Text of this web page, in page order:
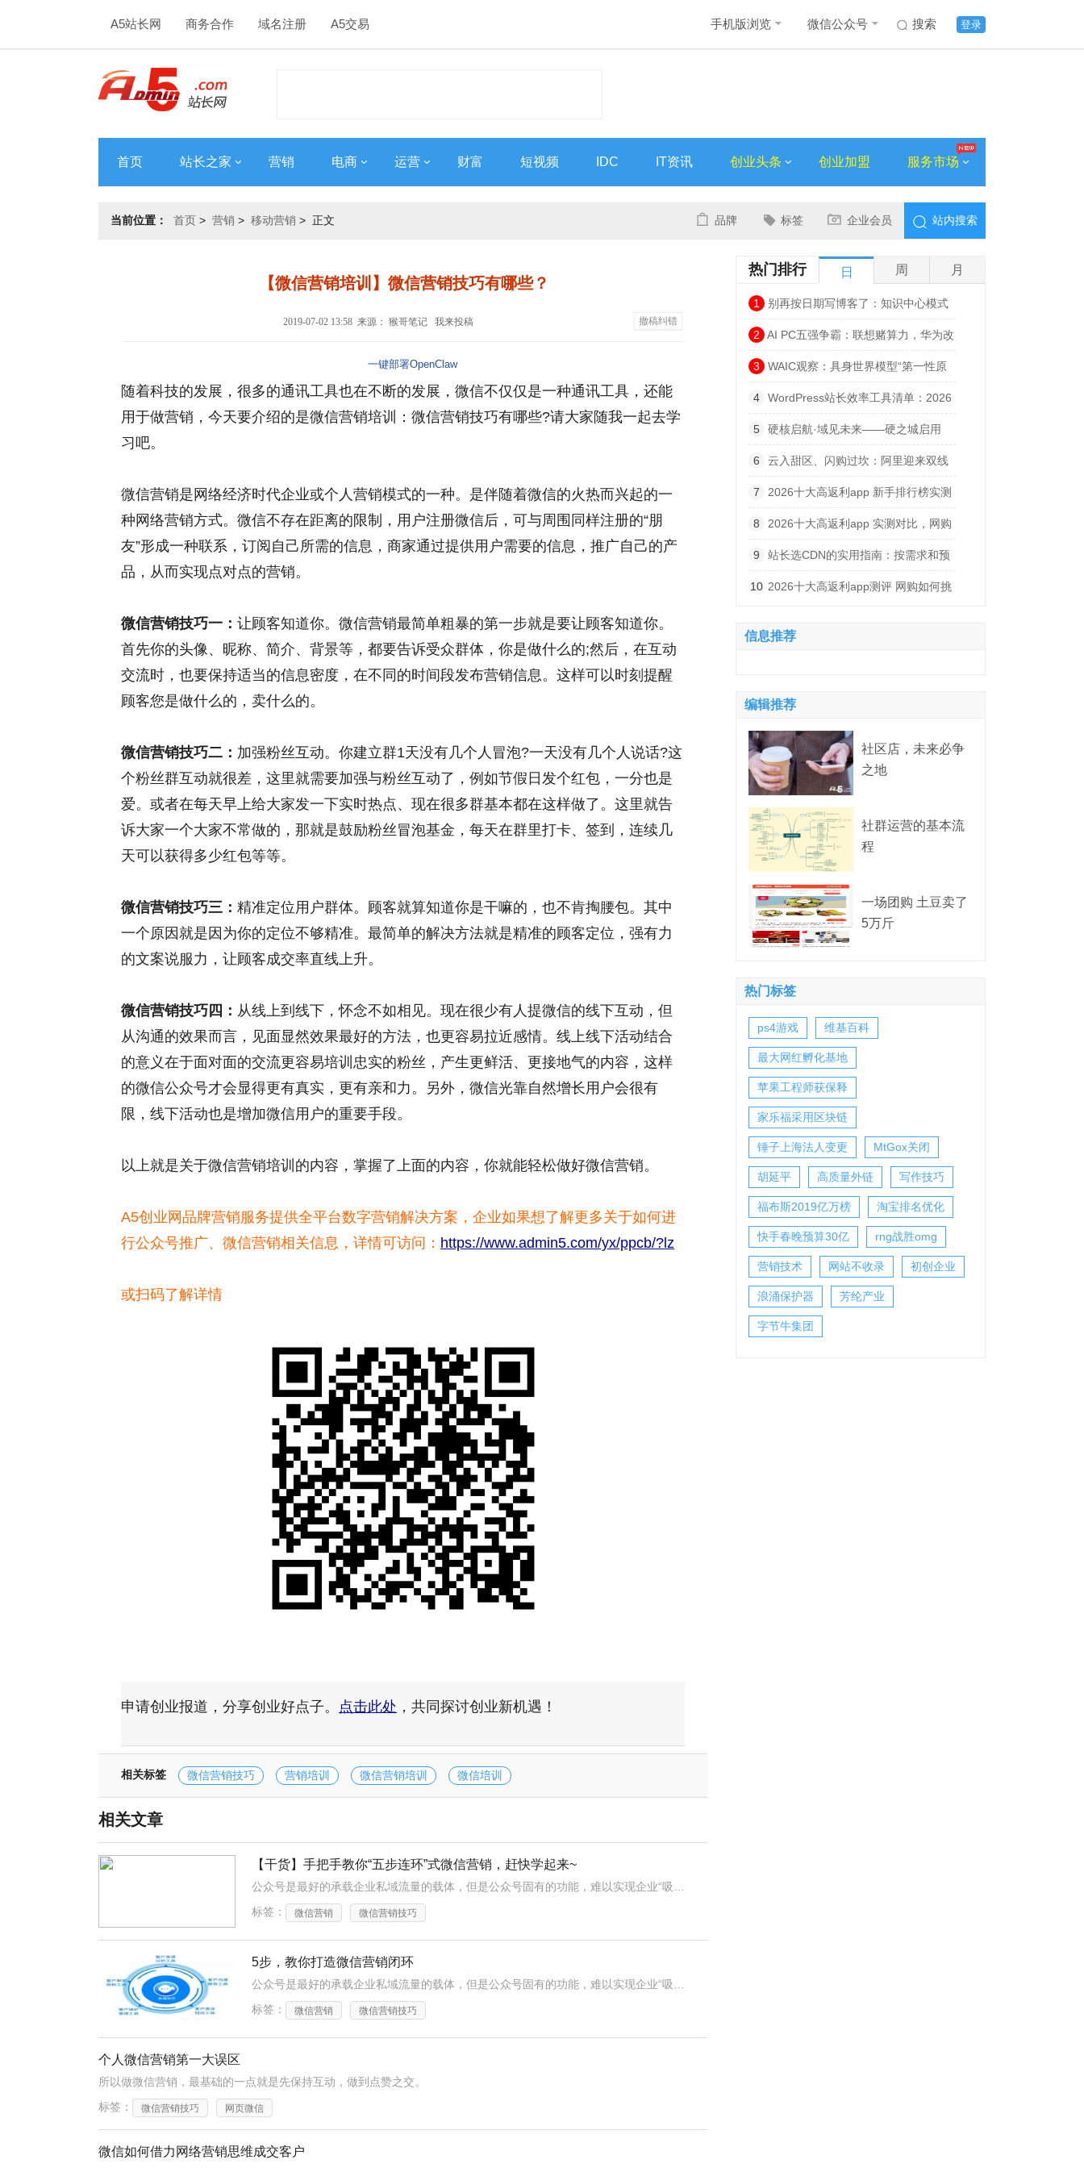
A5站长网 商务合作 域名注册 A5交易 登录
搜索
手机版浏览 微信公众号
首页 站长之家 营销 电商 运营 财富 短视频 IDC IT资讯 创业头条 创业加盟 服务市场
当前位置： 首页 > 营销 > 移动营销 > 正文 品牌 标签 企业会员 站内搜索
【微信营销培训】微信营销技巧有哪些？
2019-07-02 13:58 来源： 猴哥笔记 我来投稿 撤稿纠错
一键部署OpenClaw
随着科技的发展，很多的通讯工具也在不断的发展，微信不仅仅是一种通讯工具，还能
用于做营销，今天要介绍的是微信营销培训：微信营销技巧有哪些?请大家随我一起去学
习吧。
微信营销是网络经济时代企业或个人营销模式的一种。是伴随着微信的火热而兴起的一
种网络营销方式。微信不存在距离的限制，用户注册微信后，可与周围同样注册的“朋
友”形成一种联系，订阅自己所需的信息，商家通过提供用户需要的信息，推广自己的产
品，从而实现点对点的营销。
微信营销技巧一： 让顾客知道你。微信营销最简单粗暴的第一步就是要让顾客知道你。
首先你的头像、昵称、简介、背景等，都要告诉受众群体，你是做什么的;然后，在互动
交流时，也要保持适当的信息密度，在不同的时间段发布营销信息。这样可以时刻提醒
顾客您是做什么的，卖什么的。
微信营销技巧二： 加强粉丝互动。你建立群1天没有几个人冒泡?一天没有几个人说话?这
个粉丝群互动就很差，这里就需要加强与粉丝互动了，例如节假日发个红包，一分也是
爱。或者在每天早上给大家发一下实时热点、现在很多群基本都在这样做了。这里就告
诉大家一个大家不常做的，那就是鼓励粉丝冒泡基金，每天在群里打卡、签到，连续几
天可以获得多少红包等等。
微信营销技巧三： 精准定位用户群体。顾客就算知道你是干嘛的，也不肯掏腰包。其中
一个原因就是因为你的定位不够精准。最简单的解决方法就是精准的顾客定位，强有力
的文案说服力，让顾客成交率直线上升。
微信营销技巧四： 从线上到线下，怀念不如相见。现在很少有人提微信的线下互动，但
从沟通的效果而言，见面显然效果最好的方法，也更容易拉近感情。线上线下活动结合
的意义在于面对面的交流更容易培训忠实的粉丝，产生更鲜活、更接地气的内容，这样
的微信公众号才会显得更有真实，更有亲和力。另外，微信光靠自然增长用户会很有
限，线下活动也是增加微信用户的重要手段。
以上就是关于微信营销培训的内容，掌握了上面的内容，你就能轻松做好微信营销。
A5创业网品牌营销服务提供全平台数字营销解决方案，企业如果想了解更多关于如何进
行公众号推广、微信营销相关信息，详情可访问： https://www.admin5.com/yx/ppcb/?lz
或扫码了解详情
申请创业报道，分享创业好点子。 点击此处 ，共同探讨创业新机遇！
相关标签 微信营销技巧 营销培训 微信营销培训 微信培训
相关文章
【干货】手把手教你“五步连环”式微信营销，赶快学起来~
标签：
微信营销 微信营销技巧
5步，教你打造微信营销闭环
标签：
微信营销 微信营销技巧
个人微信营销第一大误区
所以做微信营销，最基础的一点就是先保持互动，做到点赞之交。
标签：
微信营销技巧 网页微信
微信如何借力网络营销思维成交客户
热门排行 日 周 月
1 别再按日期写博客了：知识中心模式
让网站流量翻倍的思路
2 AI PC五强争霸：联想赌算力，华为改
规则，荣耀卷价格
3 WAIC观察：具身世界模型“第一性原
理”，让行业跳出逼真度内卷？
4 WordPress站长效率工具清单：2026
年值得装的12个插件
5 硬核启航·域见未来——硬之城启用
YZCX. com，加速迈向物理AI智造引擎
6 云入甜区、闪购过坎：阿里迎来双线
价值拐点
7 2026十大高返利app 新手排行榜实测
分析，网购省钱干货分享
8 2026十大高返利app 实测对比，网购
省钱不踩坑指南
9 站长选CDN的实用指南：按需求和预
算来
10 2026十大高返利app测评 网购如何挑
信息推荐
编辑推荐
社区店，未来必争
之地
社群运营的基本流
程
一场团购 土豆卖了
5万斤
热门标签
ps4游戏 维基百科
最大网红孵化基地
苹果工程师获保释
家乐福采用区块链
锤子上海法人变更 MtGox关闭
胡延平 高质量外链 写作技巧
福布斯2019亿万榜 淘宝排名优化
快手春晚预算30亿 rng战胜omg
营销技术 网站不收录 初创企业
浪涌保护器 芳纶产业
字节牛集团